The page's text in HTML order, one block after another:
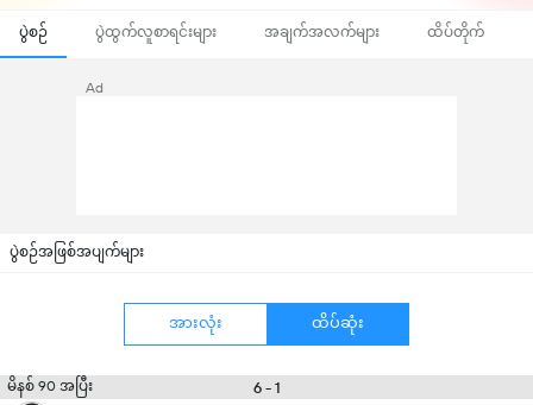
ပွဲစဉ် ပွဲထွက်လူစာရင်းများ အချက်အလက်များ ထိပ်တိုက်
Ad
ပွဲစဉ်အဖြစ်အပျက်များ
အားလုံး ထိပ်ဆုံး
မိနစ် 90 အပြီး 6 - 1